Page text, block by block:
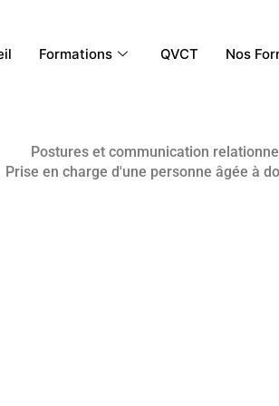
Formations QVCT Nos
Postures et communication
Prise en charge d'une personne âgée à